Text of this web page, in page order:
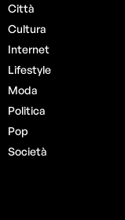
Città
Cultura
Internet
Lifestyle
Moda
Politica
Pop
Società